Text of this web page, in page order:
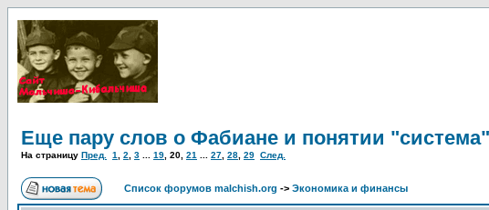
Еще пару слов о Фабиане и понятии "система"
На страницу Пред. 1 2 3 19 20 21 27 28 29 След.
Список форумов malchish.org -> Экономика и финансы